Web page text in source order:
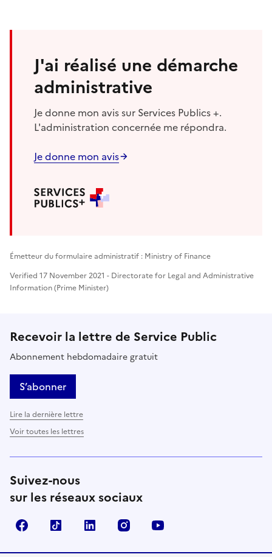
J'ai réalisé une démarche
administrative
Je donne mon avis sur Services Publics +.
L'administration concernée me répondra.
Je donne mon avis
Émetteur du formulaire administratif : Ministry of Finance
Verified 17 November 2021 - Directorate for Legal and Administrative
Information (Prime Minister)
Recevoir la lettre de Service Public
Abonnement hebdomadaire gratuit
S’abonner
Lire la dernière lettre
Voir toutes les lettres
Suivez-nous
sur les réseaux sociaux
FacebookTikTok LinkedIn Instagram